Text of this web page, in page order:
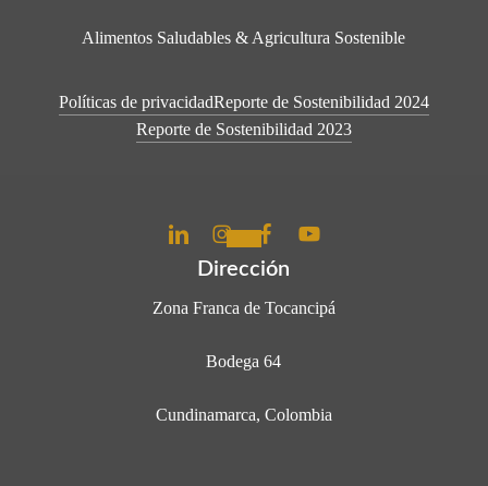
Alimentos Saludables & Agricultura Sostenible
Políticas de privacidadReporte de Sostenibilidad 2024
Reporte de Sostenibilidad 2023
Dirección
Zona Franca de Tocancipá
Bodega 64
Cundinamarca, Colombia